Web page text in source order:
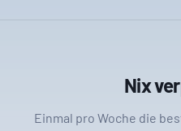
Nix
Einmal pro Woche die